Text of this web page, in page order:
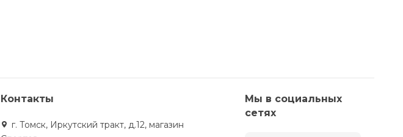
Контакты
г. Томск, Иркутский тракт, д.12, магазин
Мы в социальных
сетях